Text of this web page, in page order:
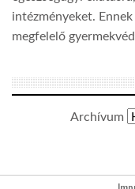
intézményeket.
megfelelő
Archívum